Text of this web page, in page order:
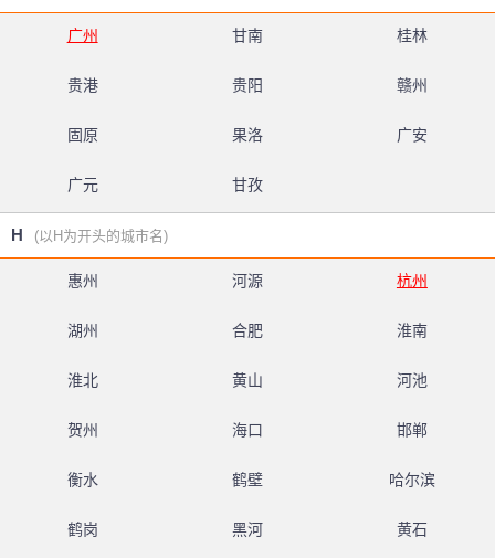
广州 甘南 桂林
贵港 贵阳 赣州
固原 果洛 广安
广元 甘孜
H (以H为开头的城市名)
惠州 河源 杭州
湖州 合肥 淮南
淮北 黄山 河池
贺州 海口 邯郸
衡水 鹤壁 哈尔滨
鹤岗 黑河 黄石